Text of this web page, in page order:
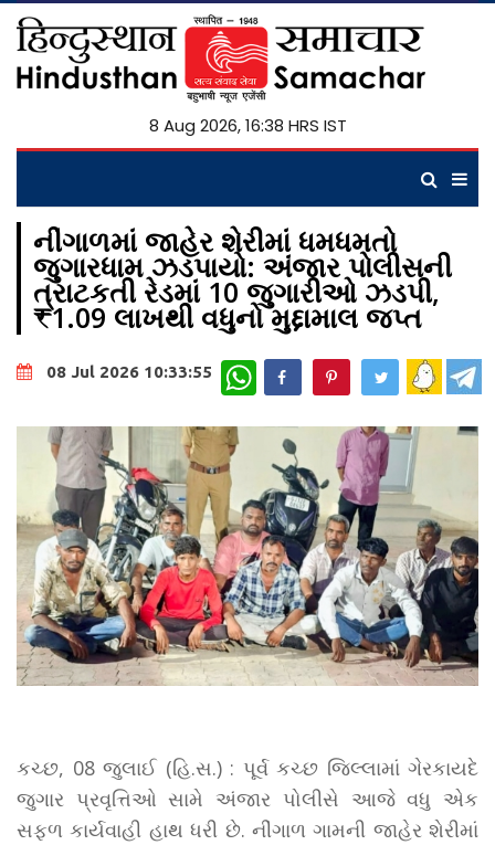
8 Aug 2026, 16:38 HRS IST
નીંગાળમાં જાહેર શેરીમાં ધમધમતો
જુગારધામ ઝડપાયો: અંજાર પોલીસની
ત્રાટકતી રેડમાં 10 જુગારીઓ ઝડપી,
₹1.09 લાખથી વધુનો મુદ્દામાલ જપ્ત
08 Jul 2026 10:33:55 WhatsApp
કચ્છ, 08 જુલાઈ (હિ.સ.) : પૂર્વ કચ્છ જિલ્લામાં ગેરકાયદે
જુગાર પ્રવૃત્તિઓ સામે અંજાર પોલીસે આજે વધુ એક
સફળ કાર્યવાહી હાથ ધરી છે. નીંગાળ ગામની જાહેર શેરીમાં